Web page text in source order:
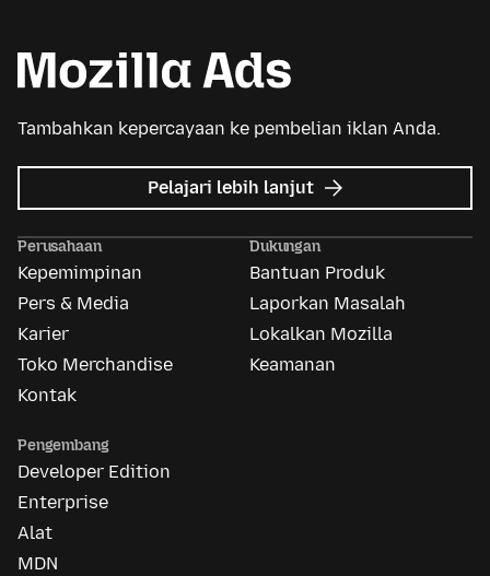
Tambahkan kepercayaan ke pembelian iklan Anda.
Pelajari lebih lanjut mengenai
Mozilla
Perusahaan
Kepemimpinan
Pers & Media
Karier
Toko Merchandise
Kontak
Dukungan
Bantuan Produk
Laporkan Masalah
Lokalkan Mozilla
Keamanan
Pengembang
Developer Edition
Enterprise
Alat
MDN